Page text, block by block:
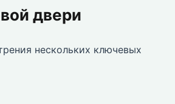
двери
нескольких ключевых